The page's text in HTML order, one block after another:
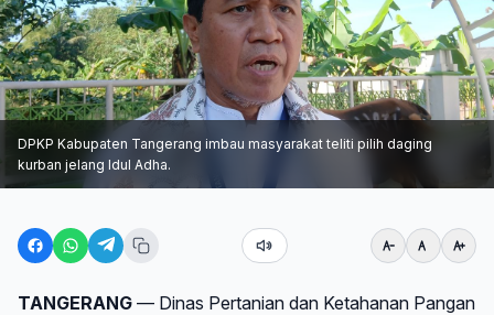
DPKP Kabupaten Tangerang imbau masyarakat teliti pilih daging
kurban jelang Idul Adha.
TANGERANG — Dinas Pertanian dan Ketahanan Pangan